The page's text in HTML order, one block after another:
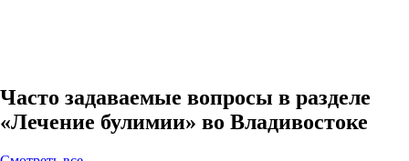
Часто задаваемые вопросы в разделе
«Лечение булимии» во Владивостоке